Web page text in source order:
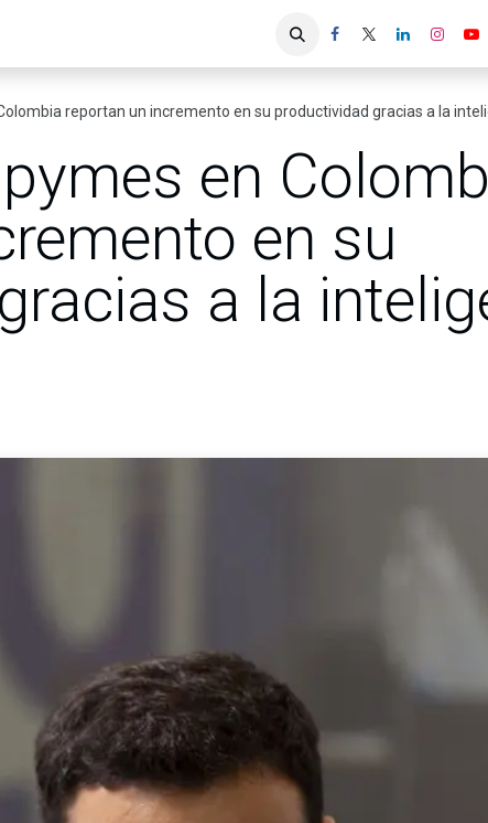
reportan un incremento en su productividad gracias a la
en
en su
a la